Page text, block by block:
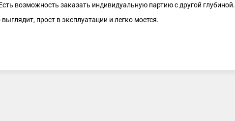
возможность заказать индивидуальную партию с другой глубиной.
прост в эксплуатации и легко моется.